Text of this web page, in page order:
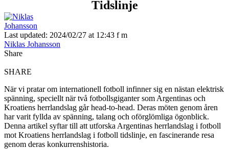
Tidslinje
Last updated: 2024/02/27 at 12:43 f m
Niklas Johansson
Share
SHARE
När vi pratar om internationell fotboll infinner sig en nästan elektrisk
spänning, speciellt när två fotbollsgiganter som Argentinas och
Kroatiens herrlandslag går head-to-head. Deras möten genom åren
har varit fyllda av spänning, talang och oförglömliga ögonblick.
Denna artikel syftar till att utforska Argentinas herrlandslag i fotboll
mot Kroatiens herrlandslag i fotboll tidslinje, en fascinerande resa
genom deras konkurrenshistoria.